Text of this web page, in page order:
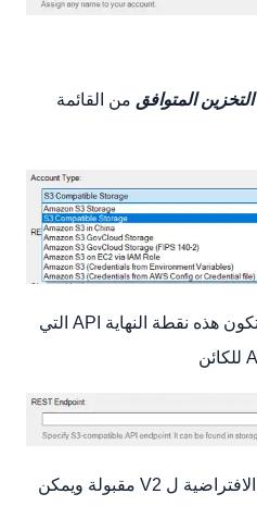
من القائمة
ستكون هذه نقطة النهاية API التي
القيمة الافتراضية ل V2 مقبولة ويمكن